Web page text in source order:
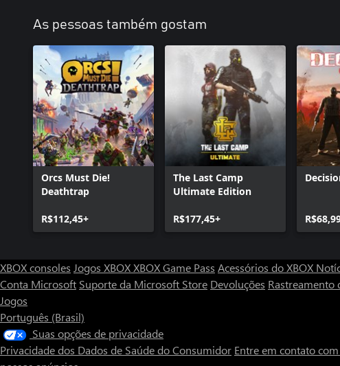
As pessoas também gostam
Orcs Must Die!
Deathtrap
R$112,45+
The Last Camp
Ultimate Edition
R$177,45+
XBOX consoles Jogos XBOXXBOX Game Pass Acessórios do XBOX
Conta Microsoft Suporte da Microsoft Store Devoluções Rastreamento
Jogos
Português (Brasil)
Suas opções de privacidade
Privacidade dos Dados de Saúde do Consumidor Entre em contato